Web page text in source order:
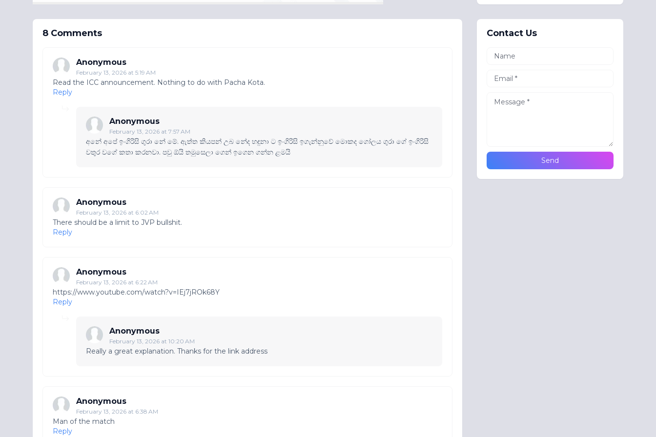
8 Comments
Anonymous
February 13, 2026 at 5:19 AM
Read the ICC announcement. Nothing to do with Pacha Kota.
Reply
Anonymous
February 13, 2026 at 7:57 AM
අනේ අපේ ඉංගිරිසි ගුරා නේ මේ. ඇත්ත කියපන් උබ නේද හඳුනා ට ඉංගිරිසි ඉගැන්නුවේ මොකද ගෝලය ගුරා ගේ ඉංගිරිසි
වතුර වගේ කතා කරනවා. පවු ඕයි තමුසෙලා ගෙන් ඉගෙන ගන්න ළමයි
Anonymous
February 13, 2026 at 6:02 AM
There should be a limit to JVP bullshit.
Reply
Anonymous
February 13, 2026 at 6:22 AM
https://www.youtube.com/watch?v=IEj7jROk68Y
Reply
Anonymous
February 13, 2026 at 10:20 AM
Really a great explanation. Thanks for the link address
Anonymous
February 13, 2026 at 6:38 AM
Man of the match
Reply
Contact Us